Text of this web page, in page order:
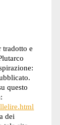
tradotto e
questo
dei